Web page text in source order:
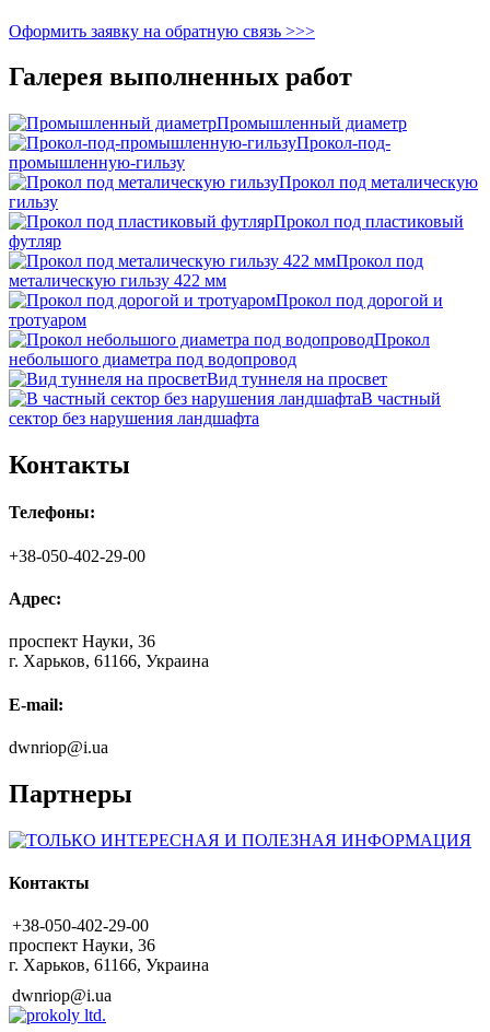
Оформить заявку на обратную связь >>>
Галерея выполненных работ
Промышленный диаметр
Прокол-под-
промышленную-гильзу
Прокол под металическую
гильзу
Прокол под пластиковый
футляр
Прокол под
металическую гильзу 422 мм
Прокол под дорогой и
тротуаром
Прокол
небольшого диаметра под водопровод
Вид туннеля на просвет
В частный
сектор без нарушения ландшафта
Контакты
Телефоны:
+38-050-402-29-00
Адрес:
проспект Науки, 36
г. Харьков, 61166, Украина
E-mail:
dwnriop@i.ua
Партнеры
Контакты
+38-050-402-29-00
проспект Науки, 36
г. Харьков, 61166, Украина
dwnriop@i.ua